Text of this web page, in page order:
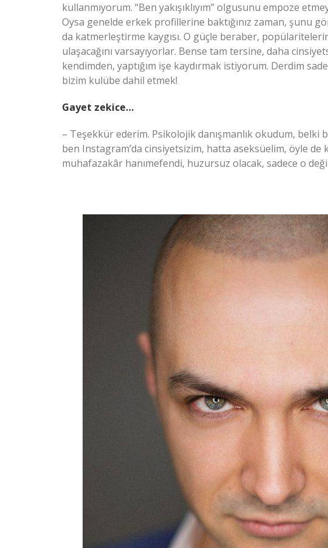
kullanmıyorum. “Ben yakışıklıyım” olgusunu empoze
Oysa genelde erkek profillerine baktığınız zaman, şunu
da katmerleştirme kaygısı. O güçle beraber,
ulaşacağını varsayıyorlar. Bense tam tersine, daha
kendimden, yaptığım işe kaydırmak istiyorum. Derdim
bizim kulübe dahil etmek!
Gayet zekice…
– Teşekkür ederim. Psikolojik danışmanlık okudum, belki
ben Instagram’da cinsiyetsizim, hatta aseksüelim, öyle
muhafazakâr hanımefendi, huzursuz olacak, sadece o